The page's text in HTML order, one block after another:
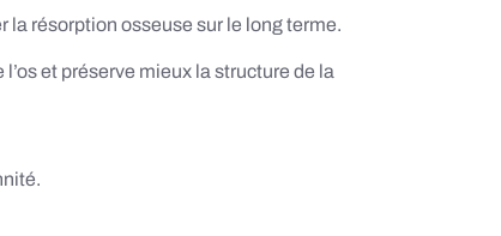
la résorption osseuse sur le long terme.
et préserve mieux la structure de la